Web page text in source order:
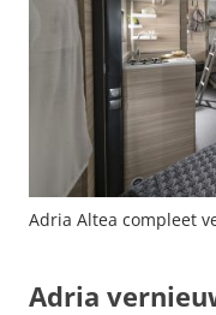
Adria Altea compleet
Adria